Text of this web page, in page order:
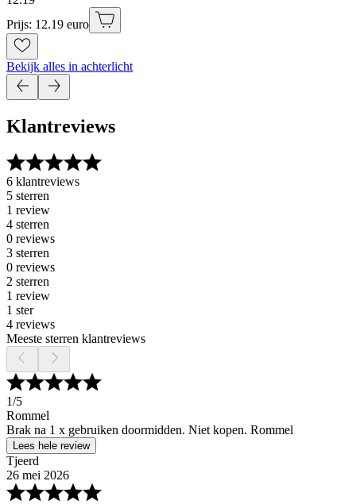
Prijs: 12.19 euro
Bekijk alles in achterlicht
Klantreviews
6 klantreviews
5 sterren
1 review
4 sterren
0 reviews
3 sterren
0 reviews
2 sterren
1 review
1 ster
4 reviews
Meeste sterren klantreviews
1/5
Rommel
Brak na 1 x gebruiken doormidden. Niet kopen. Rommel
Lees hele review
Tjeerd
26 mei 2026